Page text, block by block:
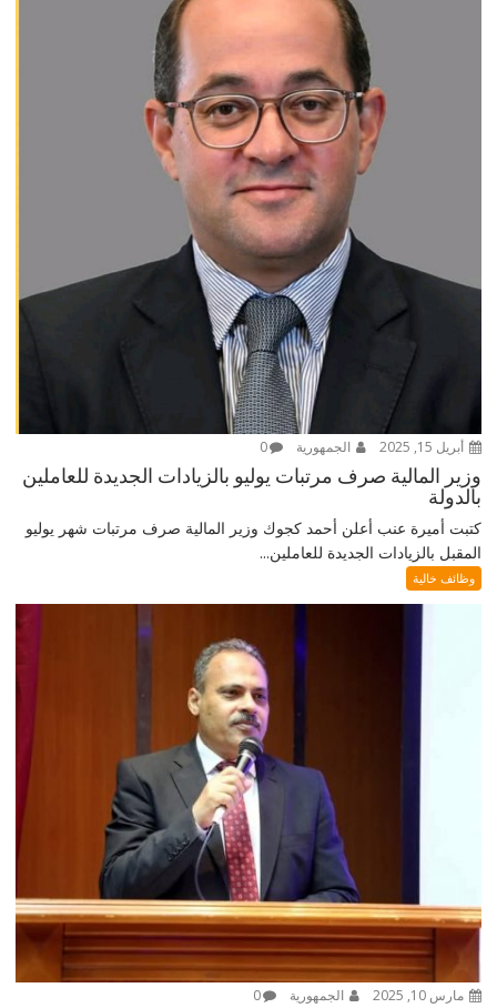
أبريل 15, 2025 الجمهورية 0
وزير المالية صرف مرتبات يوليو بالزيادات الجديدة للعاملين
بالدولة
كتبت أميرة عنب أعلن أحمد كجوك وزير المالية صرف مرتبات شهر يوليو
المقبل بالزيادات الجديدة للعاملين...
وظائف خالية
مارس 10, 2025 الجمهورية 0